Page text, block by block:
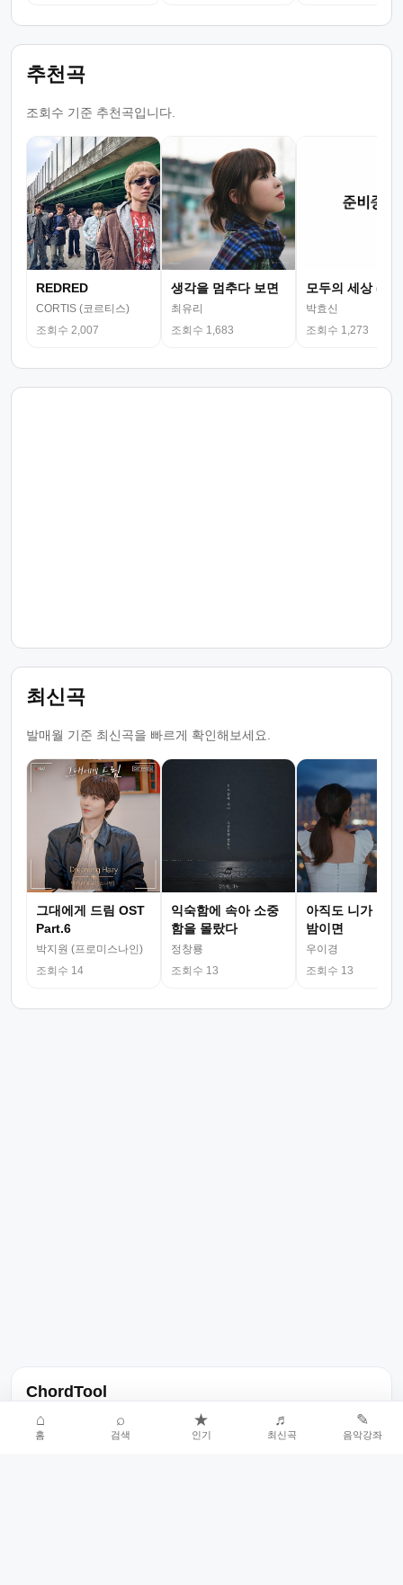
추천곡
조회수 기준 추천곡입니다.
REDRED
CORTIS (코르티스)
조회수 2,007
생각을 멈추다 보면
최유리
조회수 1,683
모두의 세상 (뮤
박효신
조회수 1,273
최신곡
발매월 기준 최신곡을 빠르게 확인해보세요.
그대에게 드림 OST
Part.6
박지원 (프로미스나인)
조회수 14
익숙함에 속아 소중
함을 몰랐다
정창룡
조회수 13
아직도 니가 그
밤이면
우이경
조회수 13
ChordTool
노래 가사, 곡 정보, 코드, 악보를 한곳에서 찾을 수 있는 음악 정보
서비스입니다.
⌂
홈
⌕
검색
★
인기
♬
최신곡
✎
음악강좌